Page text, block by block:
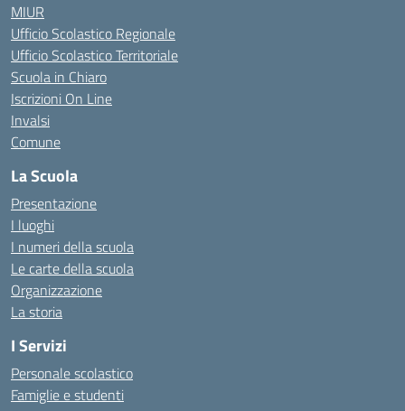
MIUR
Ufficio Scolastico Regionale
Ufficio Scolastico Territoriale
Scuola in Chiaro
Iscrizioni On Line
Invalsi
Comune
La Scuola
Presentazione
I luoghi
I numeri della scuola
Le carte della scuola
Organizzazione
La storia
I Servizi
Personale scolastico
Famiglie e studenti